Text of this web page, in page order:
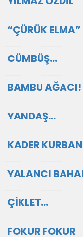
“ÇÜRÜK ELMA”
CÜMBÜŞ…
BAMBU AĞACI!
YANDAŞ…
KADER
YALANCI
ÇİKLET…
FOKUR FOKUR